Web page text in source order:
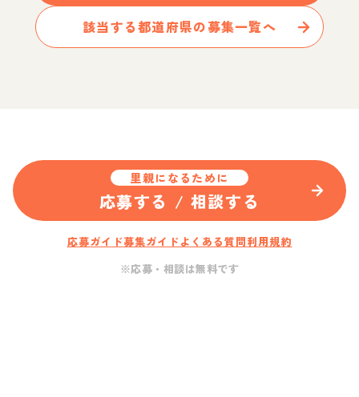
該当する都道府県の募集一覧へ
里親になるために
応募する / 相談する
応募ガイド募集ガイド よくある質問利用規約
※応募・相談は無料です